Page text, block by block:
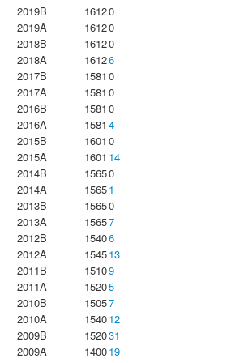
2019B
16120
2019A
16120
2018B
16120
2018A
16126
2017B
1581 0
2017A
1581 0
2016B
1581 0
2016A
1581 4
2015B
1601 0
2015A
1601 14
2014B
15650
2014A
15651
2013B
15650
2013A
15657
2012B
15406
2012A
154513
2011B
15109
2011A
15205
2010B
15057
2010A
154012
2009B
152031
2009A
140019